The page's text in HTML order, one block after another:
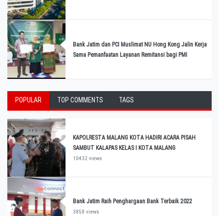
Bank Jatim dan PCI Muslimat NU Hong Kong Jalin Kerja
Sama Pemanfaatan Layanan Remitansi bagi PMI
POPULAR TOP COMMENTS TAGS
KAPOLRESTA MALANG KOTA HADIRI ACARA PISAH
SAMBUT KALAPAS KELAS I KOTA MALANG
10432 views
Bank Jatim Raih Penghargaan Bank Terbaik 2022
3858 views